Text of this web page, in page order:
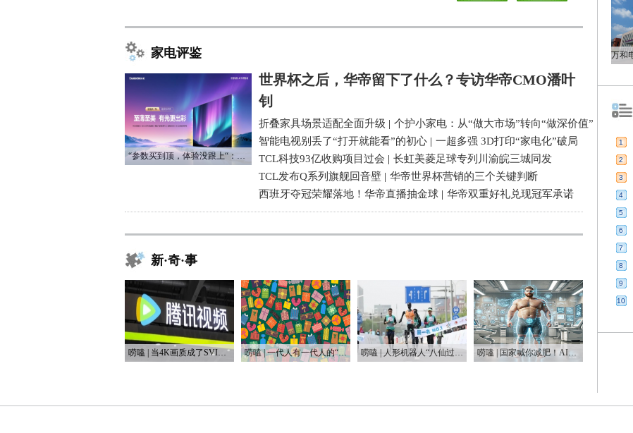
家电评鉴
“参数买到顶，体验没跟上“：长虹追光Q70S给高端电视打了个样
世界杯之后，华帝留下了什么？专访华帝CMO潘叶
钊
折叠家具场景适配全面升级 | 个护小家电：从“做大市场”转向“做深价值”
智能电视别丢了“打开就能看”的初心 | 一超多强 3D打印“家电化”破局
TCL科技93亿收购项目过会 | 长虹美菱足球专列川渝皖三城同发
TCL发布Q系列旗舰回音壁 | 华帝世界杯营销的三个关键判断
西班牙夺冠荣耀落地！华帝直播抽金球 | 华帝双重好礼兑现冠军承诺
新·奇·事
唠嗑 | 当4K画质成了SVIP专属，盗版网站笑开了花 唠嗑 | 一代人有一代人的“鸡蛋”要领 唠嗑 | 人形机器人“八仙过海”，这届“半马”有点癫 唠嗑 | 国家喊你减肥！AI教练真能让你躺瘦？
1
2
3
4
5
6
7
8
9
10